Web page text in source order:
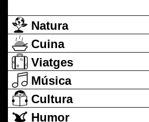
Natura
Cuina
Viatges
Música
Cultura
Humor